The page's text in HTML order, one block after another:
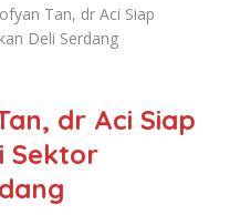
Tan, dr Aci Siap
Deli Serdang
dr Aci Siap
Sektor